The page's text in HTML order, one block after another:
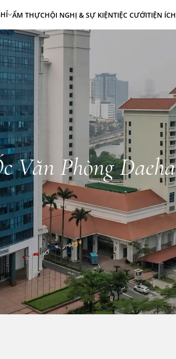
ẨM THỰCHỘI NGHỊ & SỰ KIỆNTIỆC CƯỚITIỆN ÍCH
Văn Phòng Daeha